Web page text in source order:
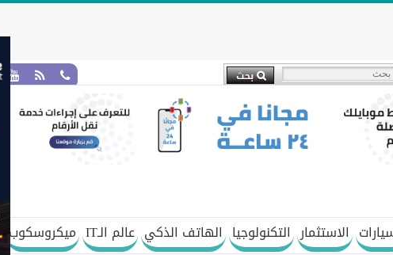
الاستثمار التكنولوجيا الهاتف الذكي عالم الـIT
ميكروسكوب